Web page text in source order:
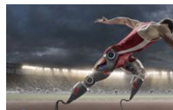
თითქოს
- 12 წლის
ბიჭის
ვიდეოზე
აკეთებს
კატეგორიის ყველა სიახლე